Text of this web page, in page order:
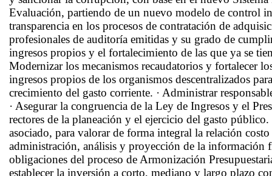
Evaluación, partiendo de un nuevo modelo de control
transparencia en los procesos de contratación de
profesionales de auditoría emitidas y su grado de
ingresos propios y el fortalecimiento de las que ya se
Modernizar los mecanismos recaudatorios y fortalecer
ingresos propios de los organismos descentralizados
crecimiento del gasto corriente. · Administrar
· Asegurar la congruencia de la Ley de Ingresos y el
rectores de la planeación y el ejercicio del gasto
asociado, para valorar de forma integral la relación
administración, análisis y proyección de la información
obligaciones del proceso de Armonización
establecer la inversión a corto, mediano y largo plazo